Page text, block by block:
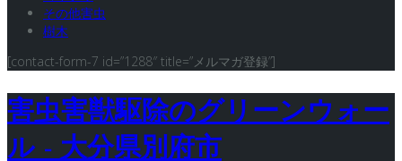
その他害虫
樹木
[contact-form-7 id=”1288″ title=”メルマガ登録”]
害虫害獣駆除のグリーンウォー
ル - 大分県別府市